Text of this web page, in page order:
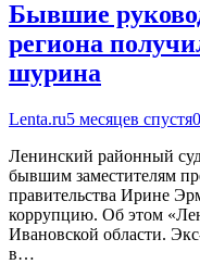
Бывшие
региона
шурина
Lenta.ru5 месяцев спустя0
Ленинский районный
бывшим заместителям
правительства Ирине
коррупцию. Об этом
Ивановской области.
в…